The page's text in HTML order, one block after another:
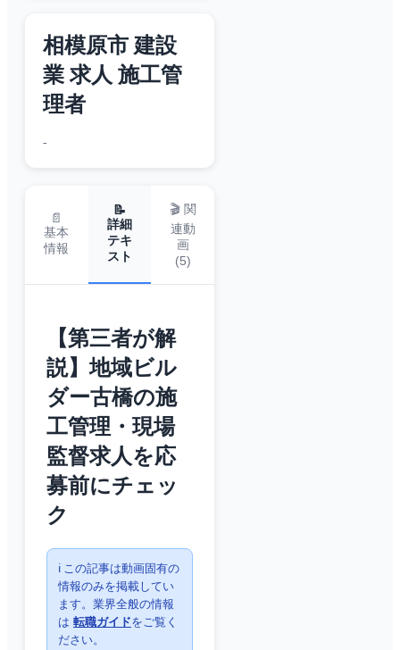
相模原市 建設
業 求人 施工管
理者
-
📄
基本
情報
📝
詳細
テキ
スト
🎬 関
連動
画
(5)
【第三者が解
説】地域ビル
ダー古橋の施
工管理・現場
監督求人を応
募前にチェッ
ク
ℹ️ この記事は動画固有の
情報のみを掲載してい
ます。業界全般の情報
は 転職ガイドをご覧く
ださい。